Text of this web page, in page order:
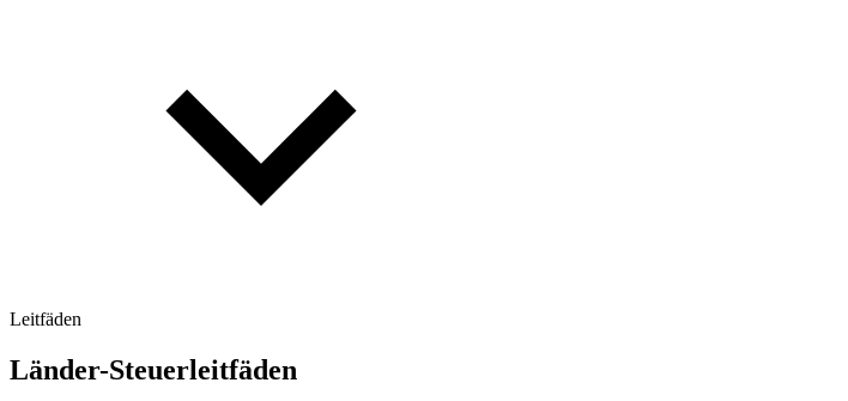
Leitfäden
Länder-Steuerleitfäden